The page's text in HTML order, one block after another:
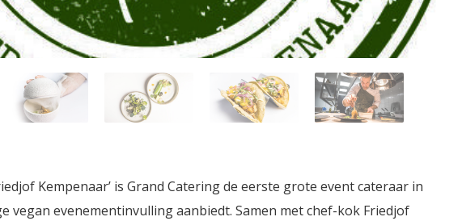
Kempenaar’ is Grand Catering de eerste grote event cateraar in
vegan evenementinvulling aanbiedt. Samen met chef-kok Friedjof